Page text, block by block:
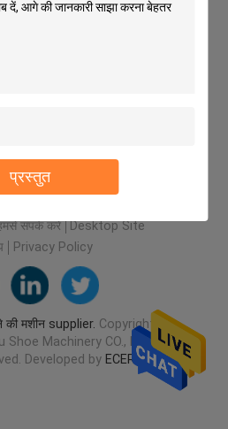
प्रस्तुत
संपर्क करें
Desktop Site
Privacy Policy
की मशीन supplier. Copyright ©
Machinery CO., LTD. All
Developed by ECER